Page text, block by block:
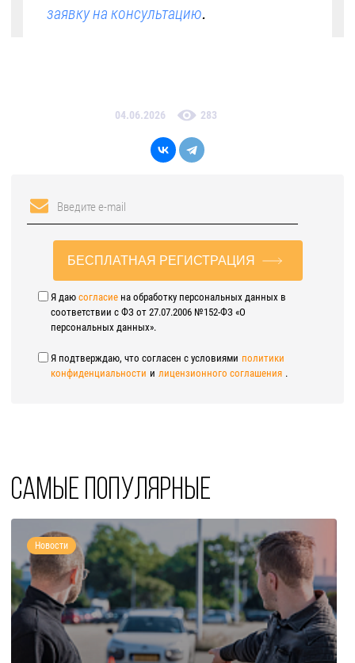
заявку на консультацию.
04.06.2026 283
БЕСПЛАТНАЯ РЕГИСТРАЦИЯ
Я даю согласие на обработку персональных данных в
соответствии с ФЗ от 27.07.2006 №152-ФЗ «О
персональных данных».
Я подтверждаю, что согласен с условиями политики
конфиденциальности и лицензионного соглашения .
Самые популярные
Новости